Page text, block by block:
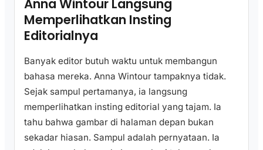
Anna Wintour Langsung
Memperlihatkan Insting
Editorialnya
Banyak editor butuh waktu untuk membangun
bahasa mereka. Anna Wintour tampaknya tidak.
Sejak sampul pertamanya, ia langsung
memperlihatkan insting editorial yang tajam. Ia
tahu bahwa gambar di halaman depan bukan
sekadar hiasan. Sampul adalah pernyataan. Ia